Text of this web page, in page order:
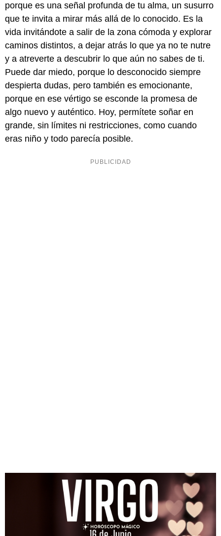
porque es una señal profunda de tu alma, un susurro
que te invita a mirar más allá de lo conocido. Es la
vida invitándote a salir de la zona cómoda y explorar
caminos distintos, a dejar atrás lo que ya no te nutre
y a atreverte a descubrir lo que aún no sabes de ti.
Puede dar miedo, porque lo desconocido siempre
despierta dudas, pero también es emocionante,
porque en ese vértigo se esconde la promesa de
algo nuevo y auténtico. Hoy, permítete soñar en
grande, sin límites ni restricciones, como cuando
eras niño y todo parecía posible.